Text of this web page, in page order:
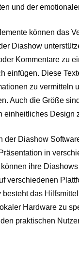
und der
können das
Diashow
Kommentare zu
einfügen. Diese
zu vermitteln
Auch die Größe
einheitliches Design
der Diashow
in
ihre
verschiedenen
besteht das
Hardware zu
praktischen